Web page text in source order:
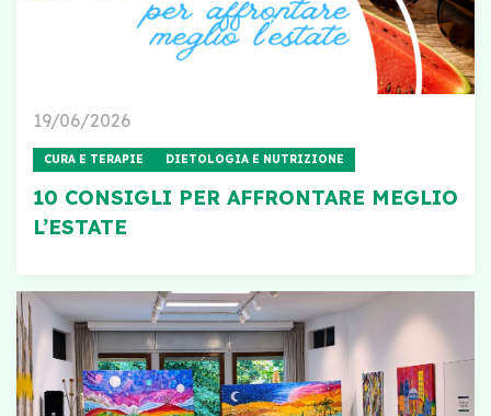
19/06/2026
CURA E TERAPIE DIETOLOGIA E NUTRIZIONE
10 CONSIGLI PER AFFRONTARE MEGLIO
L’ESTATE